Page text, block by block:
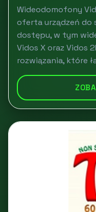
Wideodomofony
oferta urządzeń do
dostępu, w tym
Vidos X oraz Vidos
rozwiązania, które